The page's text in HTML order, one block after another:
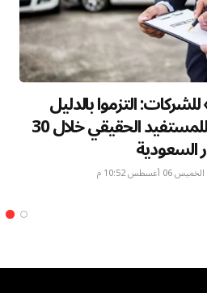
المؤشر يفقد 75 نقطة.. التداولات 5.6
أخبار السعودية
الخميس 06 أغسطس 6:48 م